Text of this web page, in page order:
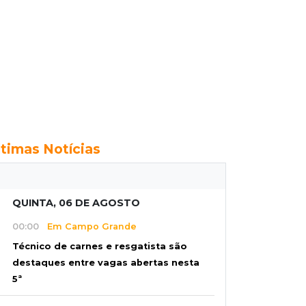
Notícias
QUINTA, 06 DE AGOSTO
00:00 Em Campo Grande
Técnico de carnes e resgatista são
destaques entre vagas abertas nesta
5ª